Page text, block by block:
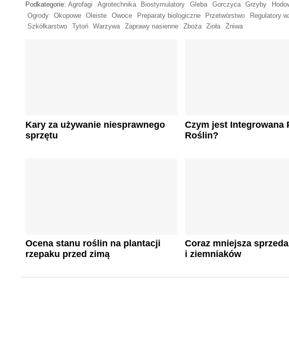
Podkategorie: Agrofagi Agrotechnika Biostymulatory Gleba Gorczyca Grzyby
Ogrody
Okopowe Oleiste Owoce Preparaty biologiczne Przetwórstwo Regulatory
Szkółkarstwo
Tytoń Warzywa Zaprawy nasienne Zboża Zioła Żniwa
Kary za używanie niesprawnego
sprzętu
Czym jest Integrowana
Roślin?
Ocena stanu roślin na plantacji
rzepaku przed zimą
Coraz mniejsza
i ziemniaków